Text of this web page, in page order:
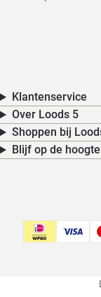
Klantenservice
Over Loods 5
Shoppen bij
Blijf op de hoogte